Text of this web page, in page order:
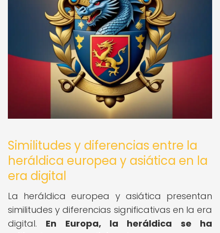
Similitudes y diferencias entre la
heráldica europea y asiática en la
era digital
La heráldica europea y asiática presentan
similitudes y diferencias significativas en la era
digital. En Europa, la heráldica se ha